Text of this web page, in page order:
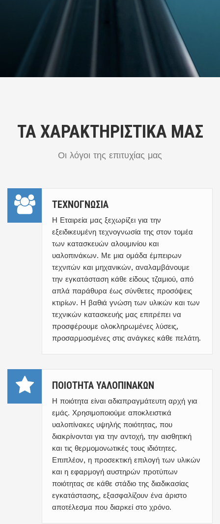
ΤΑ ΧΑΡΑΚΤΗΡΙΣΤΙΚΑ ΜΑΣ
Οι λόγοι της επιτυχίας μας
ΤΕΧΝΟΓΝΩΣΙΑ
Η Εταιρεία μας ξεχωρίζει για την
εξειδικευμένη τεχνογνωσία της στον τομέα
των κατασκευών αλουμινίου και
υαλοπινάκων. Με μια ομάδα έμπειρων
τεχνιτών και μηχανικών, αναλαμβάνουμε
την εγκατάσταση κάθε είδους τζαμιού, από
απλά παράθυρα έως σύνθετες προσόψεις
κτιρίων. Η βαθιά γνώση των υλικών και των
τεχνικών κατασκευής μας επιτρέπει να
προσφέρουμε ολοκληρωμένες λύσεις,
προσαρμοσμένες στις ανάγκες κάθε πελάτη.
ΠΟΙΟΤΗΤΑ ΥΑΛΟΠΙΝΑΚΩΝ
Η ποιότητα είναι αδιαπραγμάτευτη αρχή για
εμάς. Χρησιμοποιούμε αποκλειστικά
υαλοπίνακες υψηλής ποιότητας, που
διακρίνονται για την αντοχή, την αισθητική
και τις θερμομονωτικές τους ιδιότητες.
Επιπλέον, η προσεκτική επιλογή των υλικών
και η εφαρμογή αυστηρών προτύπων
ποιότητας σε κάθε στάδιο της διαδικασίας
εγκατάστασης, εξασφαλίζουν ένα άριστο
αποτέλεσμα που διαρκεί στο χρόνο.